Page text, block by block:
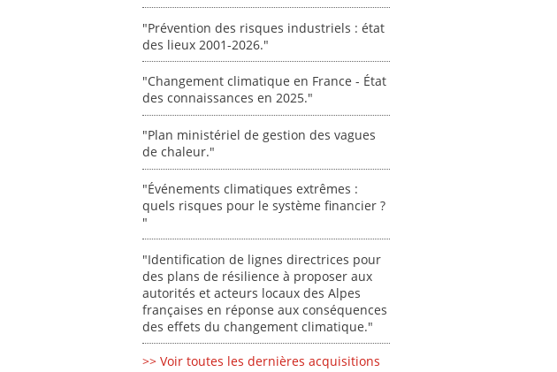
"Prévention des risques industriels : état
des lieux 2001-2026."
"Changement climatique en France - État
des connaissances en 2025."
"Plan ministériel de gestion des vagues
de chaleur."
"Événements climatiques extrêmes :
quels risques pour le système financier ?
"
"Identification de lignes directrices pour
des plans de résilience à proposer aux
autorités et acteurs locaux des Alpes
françaises en réponse aux conséquences
des effets du changement climatique."
>> Voir toutes les dernières acquisitions